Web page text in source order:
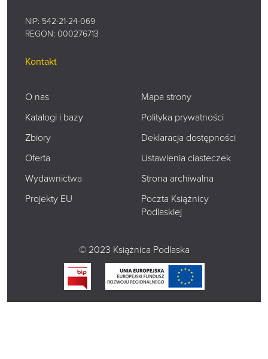
NIP: 542-21-24-069
REGON: 000276713
Kontakt
O nas
Katalogi i bazy
Zbiory
Oferta
Wydawnictwa
Projekty EU
Mapa strony
Polityka prywatności
Deklaracja dostępności
Ustawienia ciasteczek
Strona archiwalna
Poczta Książnicy
Podlaskiej
© 2023 Książnica Podlaska